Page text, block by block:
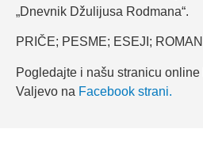
„Dnevnik Džulijusa Rodmana“.
PRIČE; PESME; ESEJI;
Pogledajte i našu stranicu
Valjevo na Facebook strani.